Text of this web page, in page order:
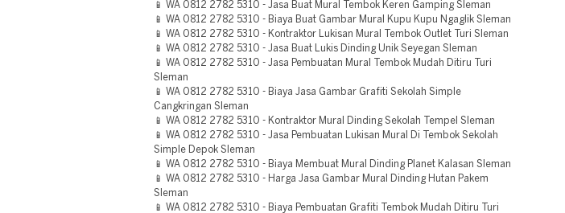
📱 WA 0812 2782 5310 - Jasa Buat Mural Tembok Keren Gamping Sleman
📱 WA 0812 2782 5310 - Biaya Buat Gambar Mural Kupu Kupu Ngaglik Sleman
📱 WA 0812 2782 5310 - Kontraktor Lukisan Mural Tembok Outlet Turi Sleman
📱 WA 0812 2782 5310 - Jasa Buat Lukis Dinding Unik Seyegan Sleman
📱 WA 0812 2782 5310 - Jasa Pembuatan Mural Tembok Mudah Ditiru Turi
Sleman
📱 WA 0812 2782 5310 - Biaya Jasa Gambar Grafiti Sekolah Simple
Cangkringan Sleman
📱 WA 0812 2782 5310 - Kontraktor Mural Dinding Sekolah Tempel Sleman
📱 WA 0812 2782 5310 - Jasa Pembuatan Lukisan Mural Di Tembok Sekolah
Simple Depok Sleman
📱 WA 0812 2782 5310 - Biaya Membuat Mural Dinding Planet Kalasan Sleman
📱 WA 0812 2782 5310 - Harga Jasa Gambar Mural Dinding Hutan Pakem
Sleman
📱 WA 0812 2782 5310 - Biaya Pembuatan Grafiti Tembok Mudah Ditiru Turi